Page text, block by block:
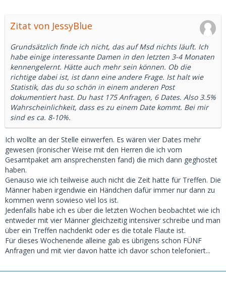
Zitat von JessyBlue
Grundsätzlich finde ich nicht, das auf Msd nichts läuft. Ich
habe einige interessante Damen in den letzten 3-4 Monaten
kennengelernt. Hätte auch mehr sein können. Ob die
richtige dabei ist, ist dann eine andere Frage. Ist halt wie
Statistik, das du so schön in einem anderen Post
dokumentiert hast. Du hast 175 Anfragen, 6 Dates. Also 3.5%
Wahrscheinlichkeit, dass es zu einem Date kommt. Bei mir
sind es ca. 8-10%.
Ich wollte an der Stelle einwerfen. Es wären vier Dates mehr
gewesen (ironischer Weise mit den Herren die ich vom
Gesamtpaket am ansprechensten fand) die mich dann geghostet
haben.
Genauso wie ich teilweise auch nicht die Zeit hatte für Treffen. Die
Männer haben irgendwie ein Händchen dafür immer nur dann zu
kommen wenn sowieso viel los ist.
Jedenfalls habe ich es über die letzten Wochen beobachtet wie ich
entweder mit vier Männer gleichzeitig intensiver schreibe und man
über ein Treffen nachdenkt oder es die totale Flaute ist.
Für dieses Wochenende alleine gab es übrigens schon FÜNF
Anfragen und mit vier davon hatte ich davor schon telefoniert...